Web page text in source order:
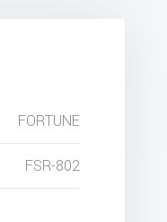
FORTUNE
FSR-802